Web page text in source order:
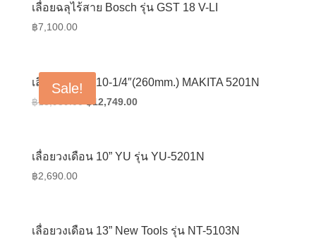
เลื่อยฉลุไร้สาย Bosch รุ่น GST 18 V-LI
฿7,100.00
Sale!
เลื่อยวงเดือน 10-1/4″(260mm.) MAKITA 5201N
฿18,939.00
Original
฿18,939.00.
12,749.00Current
฿12,749.00.
เลื่อยวงเดือน 10” YU รุ่น YU-5201N
฿2,690.00
เลื่อยวงเดือน 13” New Tools รุ่น NT-5103N